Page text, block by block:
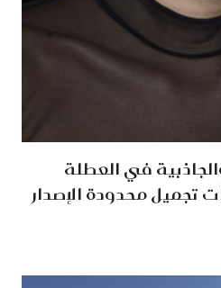
في العطلة
تجميل محدودة الإصدار